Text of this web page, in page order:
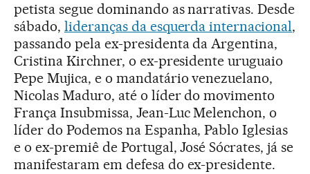
petista segue dominando as narrativas. Desde
sábado, lideranças da esquerda internacional,
passando pela ex-presidenta da Argentina,
Cristina Kirchner, o ex-presidente uruguaio
Pepe Mujica, e o mandatário venezuelano,
Nicolas Maduro, até o líder do movimento
França Insubmissa, Jean-Luc Melenchon, o
líder do Podemos na Espanha, Pablo Iglesias
e o ex-premiê de Portugal, José Sócrates, já se
manifestaram em defesa do ex-presidente.